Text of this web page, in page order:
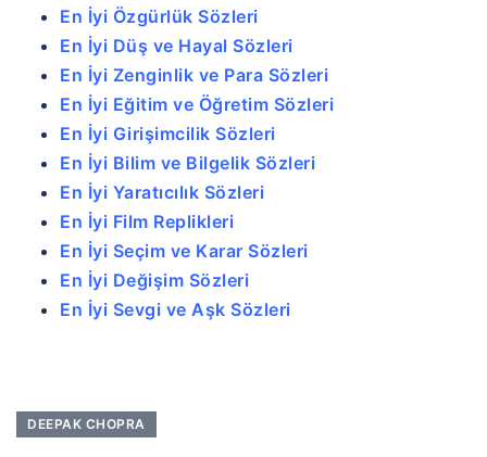
En İyi Özgürlük Sözleri
En İyi Düş ve Hayal Sözleri
En İyi Zenginlik ve Para Sözleri
En İyi Eğitim ve Öğretim Sözleri
En İyi Girişimcilik Sözleri
En İyi Bilim ve Bilgelik Sözleri
En İyi Yaratıcılık Sözleri
En İyi Film Replikleri
En İyi Seçim ve Karar Sözleri
En İyi Değişim Sözleri
En İyi Sevgi ve Aşk Sözleri
DEEPAK CHOPRA